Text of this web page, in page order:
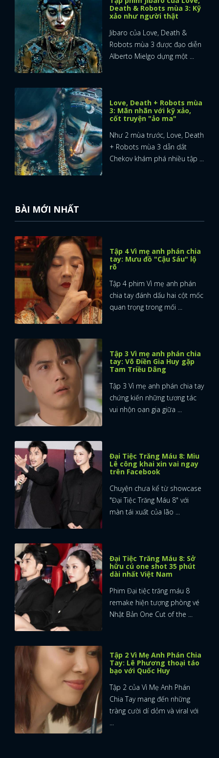
FACEBOOK GOOGLE
Death & Robots mùa 3: Kỹ
xảo như người thật
Jibaro của Love, Death &
Robots mùa 3 được đạo diễn
Alberto Mielgo dựng một ...
Love, Death + Robots mùa
3: Mãn nhãn với kỹ xảo,
cốt truyện "ảo ma"
Như 2 mùa trước, Love, Death
+ Robots mùa 3 dẫn dắt
Chekov khám phá nhiều tập ...
BÀI MỚI NHẤT
Tập 4 Vì mẹ anh phán chia
tay: Mưu đồ "Cậu Sáu" lộ
rõ
Tập 4 phim Vì mẹ anh phán
chia tay đánh dấu hai cột mốc
quan trọng trong mối ...
Tập 3 Vì mẹ anh phán chia
tay: Võ Điền Gia Huy gặp
Tam Triều Dâng
Tập 3 Vì mẹ anh phán chia tay
chứng kiến những tương tác
vui nhộn oan gia giữa ...
Đại Tiệc Trăng Máu 8: Miu
Lê công khai xin vai ngay
trên Facebook
Chuyện chưa kể từ showcase
"Đại Tiệc Trăng Máu 8" với
màn tái xuất của lão ...
Đại Tiệc Trăng Máu 8: Sở
hữu cú one shot 35 phút
dài nhất Việt Nam
Phim Đại tiệc trăng máu 8
remake hiện tượng phòng vé
Nhật Bản One Cut of the ...
Tập 2 Vì Mẹ Anh Phán Chia
Tay: Lê Phương thoại táo
bạo với Quốc Huy
Tập 2 của Vì Mẹ Anh Phán
Chia Tay mang đến những
tràng cười dí dỏm và viral với
...